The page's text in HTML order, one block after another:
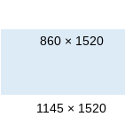
860 × 1520
1145 × 1520